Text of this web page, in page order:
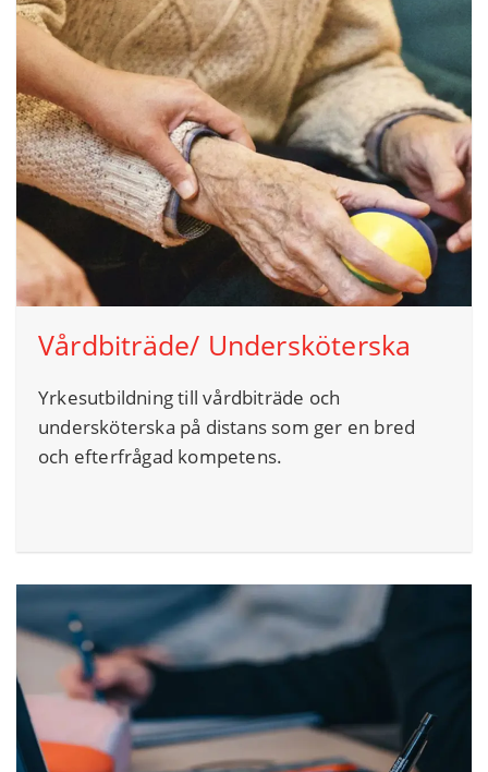
Vårdbiträde/ Undersköterska
Yrkesutbildning till vårdbiträde och
undersköterska på distans som ger en bred
och efterfrågad kompetens.